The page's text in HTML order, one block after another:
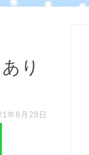
り
年8月28日